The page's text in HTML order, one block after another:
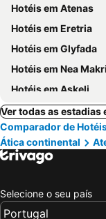
Hotéis em Atenas
Hotéis em Eretria
Hotéis em Glyfada
Hotéis em Nea Makri
Hotéis em Askeli
Ver todas as estadias
Comparador de
Ática continental
Selecione o seu país